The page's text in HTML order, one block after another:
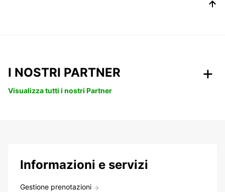
I NOSTRI PARTNER
Visualizza tutti i nostri Partner
Informazioni e servizi
Gestione prenotazioni